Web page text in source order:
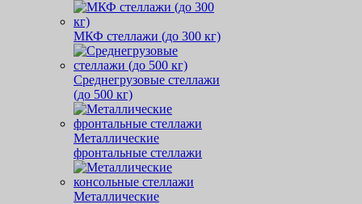
МКФ стеллажи (до 300 кг)
Среднегрузовые стеллажи
(до 500 кг)
Металлические
фронтальные стеллажи
Металлические